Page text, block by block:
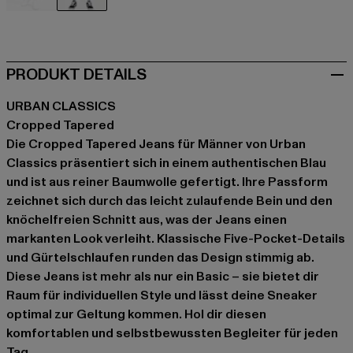
PRODUKT DETAILS
URBAN CLASSICS
Cropped Tapered
Die Cropped Tapered Jeans für Männer von Urban
Classics präsentiert sich in einem authentischen Blau
und ist aus reiner Baumwolle gefertigt. Ihre Passform
zeichnet sich durch das leicht zulaufende Bein und den
knöchelfreien Schnitt aus, was der Jeans einen
markanten Look verleiht. Klassische Five-Pocket-Details
und Gürtelschlaufen runden das Design stimmig ab.
Diese Jeans ist mehr als nur ein Basic – sie bietet dir
Raum für individuellen Style und lässt deine Sneaker
optimal zur Geltung kommen. Hol dir diesen
komfortablen und selbstbewussten Begleiter für jeden